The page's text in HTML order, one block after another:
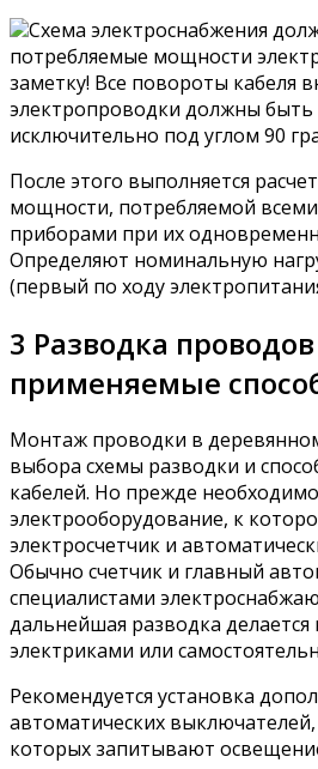
Схема электроснабжения
потребляемые мощности
заметку! Все повороты кабеля
электропроводки должны
исключительно под углом 90
После этого выполняется
мощности, потребляемой
приборами при их
Определяют номинальную
(первый по ходу
3 Разводка
применяемые
Монтаж проводки в
выбора схемы разводки и
кабелей. Но прежде
электрооборудование, к
электросчетчик и
Обычно счетчик и главный
специалистами
дальнейшая разводка
электриками или
Рекомендуется установка
автоматических
которых запитывают